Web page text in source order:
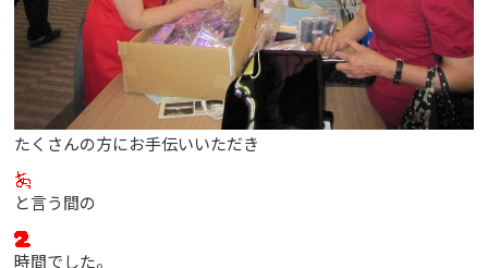
たくさんの方にお手伝いいただき
と言う間の
時間でした。